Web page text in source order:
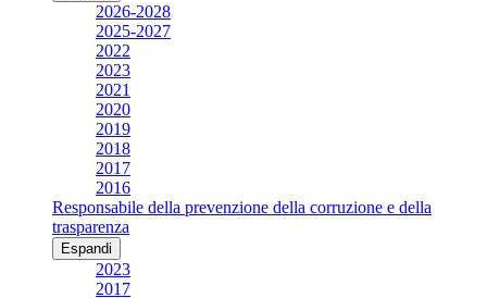
2026-2028
2025-2027
2022
2023
2021
2020
2019
2018
2017
2016
Responsabile della prevenzione della corruzione e della
trasparenza
Espandi
2023
2017